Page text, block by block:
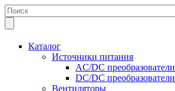
Каталог
Источники питания
AC/DC преобразователи
DC/DC преобразователи
Вентиляторы